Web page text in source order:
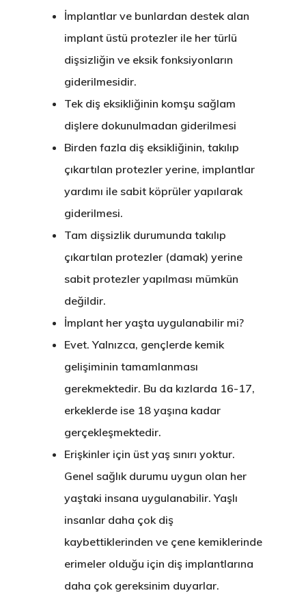
İmplantlar ve bunlardan destek alan
implant üstü protezler ile her türlü
dişsizliğin ve eksik fonksiyonların
giderilmesidir.
Tek diş eksikliğinin komşu sağlam
dişlere dokunulmadan giderilmesi
Birden fazla diş eksikliğinin, takılıp
çıkartılan protezler yerine, implantlar
yardımı ile sabit köprüler yapılarak
giderilmesi.
Tam dişsizlik durumunda takılıp
çıkartılan protezler (damak) yerine
sabit protezler yapılması mümkün
değildir.
İmplant her yaşta uygulanabilir mi?
Evet. Yalnızca, gençlerde kemik
gelişiminin tamamlanması
gerekmektedir. Bu da kızlarda 16-17,
erkeklerde ise 18 yaşına kadar
gerçekleşmektedir.
Erişkinler için üst yaş sınırı yoktur.
Genel sağlık durumu uygun olan her
yaştaki insana uygulanabilir. Yaşlı
insanlar daha çok diş
kaybettiklerinden ve çene kemiklerinde
erimeler olduğu için diş implantlarına
daha çok gereksinim duyarlar.